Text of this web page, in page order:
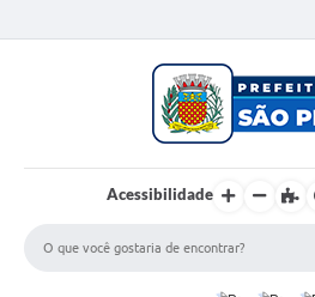
Acessibilidade